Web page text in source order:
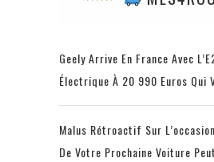
Geely Arrive En France Avec
Électrique À 20 990 Euros Qui
Malus Rétroactif Sur
De Votre Prochaine Voiture